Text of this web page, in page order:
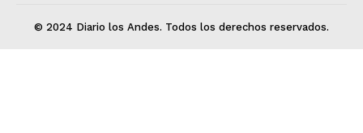
© 2024 Diario los Andes. Todos los derechos reservados.